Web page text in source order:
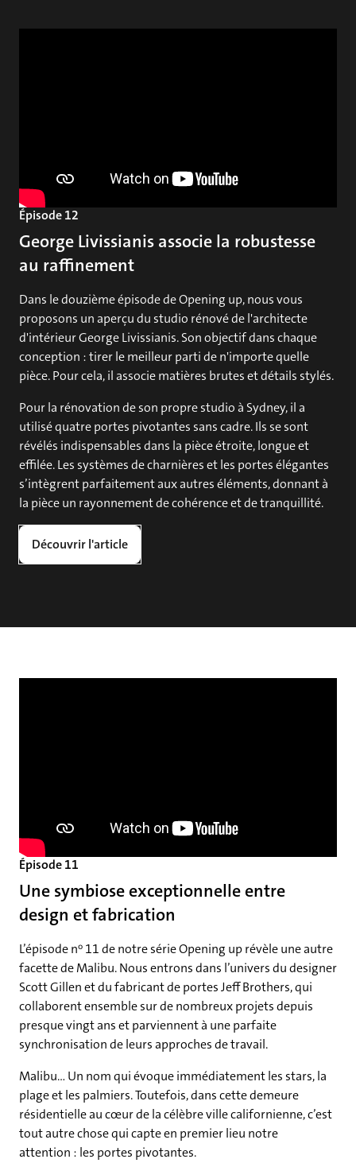
Épisode 12
George Livissianis associe la robustesse
au raffinement
Dans le douzième épisode de Opening up, nous vous
proposons un aperçu du studio rénové de l'architecte
d'intérieur George Livissianis. Son objectif dans chaque
conception : tirer le meilleur parti de n'importe quelle
pièce. Pour cela, il associe matières brutes et détails stylés.
Pour la rénovation de son propre studio à Sydney, il a
utilisé quatre portes pivotantes sans cadre. Ils se sont
révélés indispensables dans la pièce étroite, longue et
effilée. Les systèmes de charnières et les portes élégantes
s’intègrent parfaitement aux autres éléments, donnant à
la pièce un rayonnement de cohérence et de tranquillité.
Découvrir l'article
Épisode 11
Une symbiose exceptionnelle entre
design et fabrication
L’épisode nᵒ 11 de notre série Opening up révèle une autre
facette de Malibu. Nous entrons dans l’univers du designer
Scott Gillen et du fabricant de portes Jeff Brothers, qui
collaborent ensemble sur de nombreux projets depuis
presque vingt ans et parviennent à une parfaite
synchronisation de leurs approches de travail.
Malibu… Un nom qui évoque immédiatement les stars, la
plage et les palmiers. Toutefois, dans cette demeure
résidentielle au cœur de la célèbre ville californienne, c’est
tout autre chose qui capte en premier lieu notre
attention : les portes pivotantes.